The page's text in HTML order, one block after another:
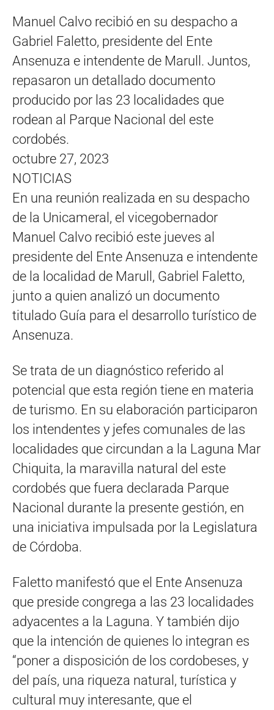
Manuel Calvo recibió en su despacho a
Gabriel Faletto, presidente del Ente
Ansenuza e intendente de Marull. Juntos,
repasaron un detallado documento
producido por las 23 localidades que
rodean al Parque Nacional del este
cordobés.
octubre 27, 2023
NOTICIAS
En una reunión realizada en su despacho
de la Unicameral, el vicegobernador
Manuel Calvo recibió este jueves al
presidente del Ente Ansenuza e intendente
de la localidad de Marull, Gabriel Faletto,
junto a quien analizó un documento
titulado Guía para el desarrollo turístico de
Ansenuza.
Se trata de un diagnóstico referido al
potencial que esta región tiene en materia
de turismo. En su elaboración participaron
los intendentes y jefes comunales de las
localidades que circundan a la Laguna Mar
Chiquita, la maravilla natural del este
cordobés que fuera declarada Parque
Nacional durante la presente gestión, en
una iniciativa impulsada por la Legislatura
de Córdoba.
Faletto manifestó que el Ente Ansenuza
que preside congrega a las 23 localidades
adyacentes a la Laguna. Y también dijo
que la intención de quienes lo integran es
“poner a disposición de los cordobeses, y
del país, una riqueza natural, turística y
cultural muy interesante, que el